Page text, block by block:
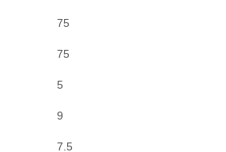
75
75
5
9
7.5